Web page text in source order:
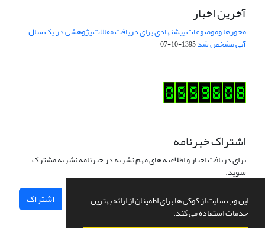
این وب سایت از کوکی ها برای اطمینان از ارائه بهترین
خدمات استفاده می کند.
آخرین اخبار
محورها وموضوعات پیشنهادی برای دریافت مقالات پژوهشی در یک سال
آتی مشخص شد1395-10-07
اشتراک خبرنامه
برای دریافت اخبار و اطلاعیه های مهم نشریه در خبرنامه نشریه مشترک
شوید.
اشتراک